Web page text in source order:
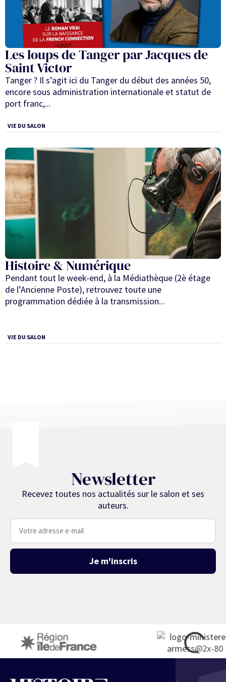
Les loups de Tanger par Jacques de
Saint Victor
Tanger ? Il s’agit ici du Tanger du début des années 50,
encore sous administration internationale et statut de
port franc,...
VIE DU SALON
Histoire & Numérique
Pendant tout le week-end, à la Médiathèque (2è étage
de l’Ancienne Poste), retrouvez toute une
programmation dédiée à la transmission...
VIE DU SALON
Newsletter
Recevez toutes nos actualités sur le salon et ses
auteurs.
Je m'inscris